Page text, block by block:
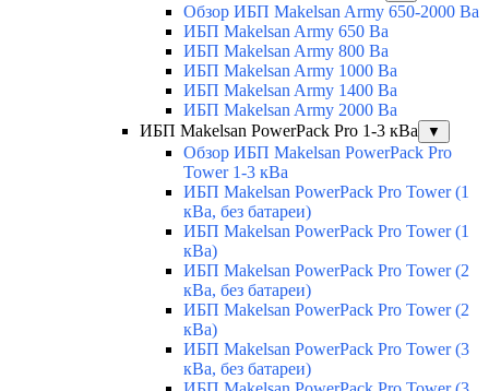
Обзор ИБП Makelsan Army 650-2000 Ва
ИБП Makelsan Army 650 Ва
ИБП Makelsan Army 800 Ва
ИБП Makelsan Army 1000 Ва
ИБП Makelsan Army 1400 Ва
ИБП Makelsan Army 2000 Ва
ИБП Makelsan PowerPack Pro 1-3 кВа
▼
Обзор ИБП Makelsan PowerPack Pro
Tower 1-3 кВа
ИБП Makelsan PowerPack Pro Tower (1
кВа, без батареи)
ИБП Makelsan PowerPack Pro Tower (1
кВа)
ИБП Makelsan PowerPack Pro Tower (2
кВа, без батареи)
ИБП Makelsan PowerPack Pro Tower (2
кВа)
ИБП Makelsan PowerPack Pro Tower (3
кВа, без батареи)